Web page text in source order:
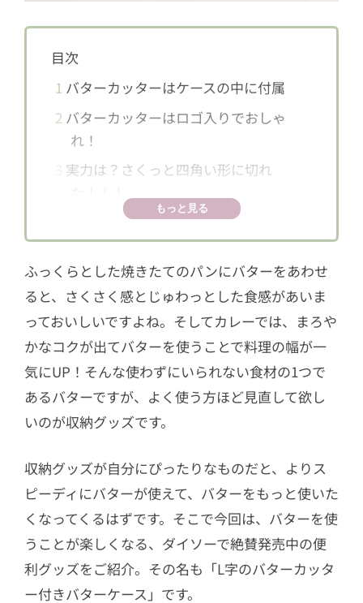
目次
1 バターカッターはケースの中に付属
2 バターカッターはロゴ入りでおしゃ
れ！
実力は？さくっと四角い形に切れ
洗浄は食洗機×乾燥機OK！
バターケース」まとめ
もっと見る
ふっくらとした焼きたてのパンにバターをあわせ
ると、さくさく感とじゅわっとした食感があいま
っておいしいですよね。そしてカレーでは、まろや
かなコクが出てバターを使うことで料理の幅が一
気にUP！そんな使わずにいられない食材の1つで
あるバターですが、よく使う方ほど見直して欲し
いのが収納グッズです。
収納グッズが自分にぴったりなものだと、よりス
ピーディにバターが使えて、バターをもっと使いた
くなってくるはずです。そこで今回は、バターを使
うことが楽しくなる、ダイソーで絶賛発売中の便
利グッズをご紹介。その名も「L字のバターカッタ
ー付きバターケース」です。